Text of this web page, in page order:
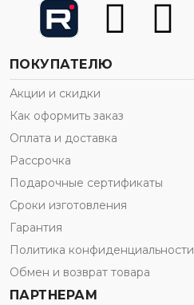
ПОКУПАТЕЛЮ
Акции и скидки
Как оформить заказ
Оплата и доставка
Рассрочка
Подарочные сертификаты
Сроки изготовления
Гарантия
Политика конфиденциальности
Обмен и возврат товара
ПАРТНЕРАМ